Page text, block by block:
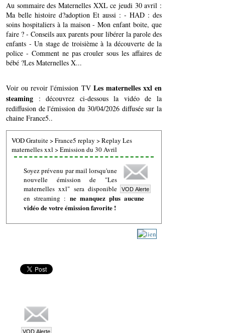
Au sommaire des Maternelles XXL ce jeudi 30 avril :
Ma belle histoire d?adoption Et aussi : - HAD : des
soins hospitaliers à la maison - Mon enfant boite, que
faire ? - Conseils aux parents pour libérer la parole des
enfants - Un stage de troisième à la découverte de la
police - Comment ne pas crouler sous les affaires de
bébé ?Les Maternelles X...
Voir ou revoir l'émission TV Les maternelles xxl en
steaming : découvrez ci-dessous la vidéo de la
rediffusion de l'émission du 30/04/2026 diffusée sur la
chaine France5..
VOD Gratuite>France5 replay >Replay Les
maternelles xxl >Emission du 30 Avril
Soyez prévenu par mail lorsqu'une
nouvelle émission de "Les
maternelles xxl" sera disponible
en streaming : ne manquez plus aucune
vidéo de votre émission favorite !